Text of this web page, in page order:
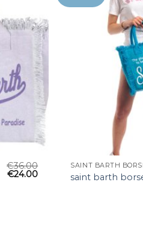
€36.00
€24.00
SAINT BARTH
saint barth